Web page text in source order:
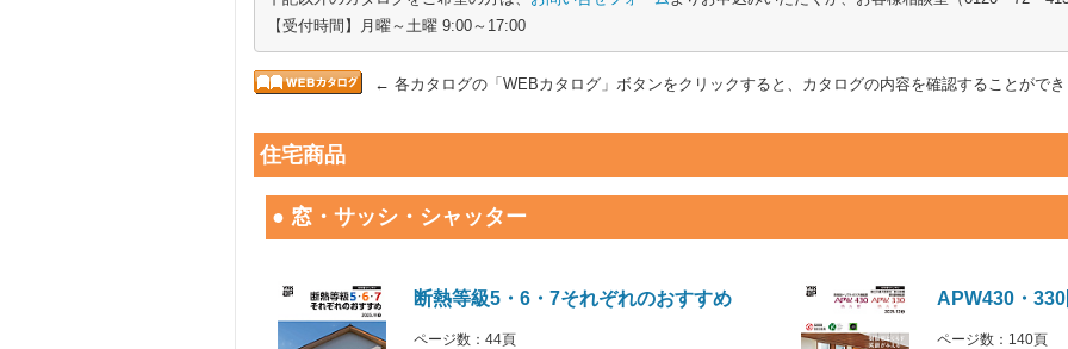
【受付時間】月曜～土曜 9:00～17:00
← 各カタログの「WEBカタログ」ボタンをクリックすると、カタログの内容を確認することがで
住宅商品
● 窓・サッシ・シャッター
断熱等級5・6・7それぞれのおすすめ
ページ数：44頁
APW430・
ページ数：140頁